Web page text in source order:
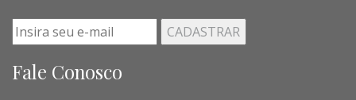
Fale Conosco